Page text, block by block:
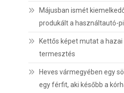
Májusban ismét
produkált a használtautó-
Kettős képet mutat a hazai
termesztés
Heves vármegyében egy
egy férfit, aki később a